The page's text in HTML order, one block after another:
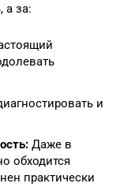
а за:
и
Даже в
обходится
практически